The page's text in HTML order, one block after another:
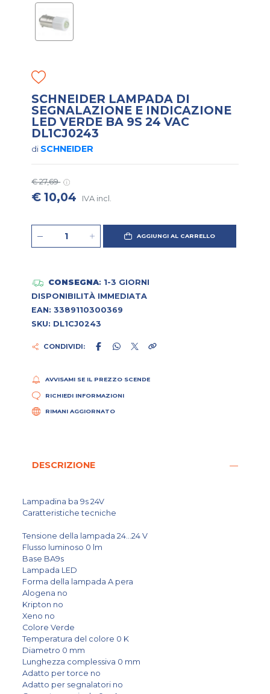
SCHNEIDER LAMPADA DI
SEGNALAZIONE E INDICAZIONE
LED VERDE BA 9S 24 VAC
DL1CJ0243
di SCHNEIDER
€ 27,69
€ 10,04 IVA incl.
AGGIUNGI AL CARRELLO
CONSEGNA: 1-3 GIORNI
DISPONIBILITÀ IMMEDIATA
EAN: 3389110300369
SKU: DL1CJ0243
CONDIVIDI:
AVVISAMI SE IL PREZZO SCENDE
RICHIEDI INFORMAZIONI
RIMANI AGGIORNATO
DESCRIZIONE
Lampadina ba 9s 24V
Caratteristiche tecniche
Tensione della lampada 24...24 V
Flusso luminoso 0 lm
Base BA9s
Lampada LED
Forma della lampada A pera
Alogena no
Kripton no
Xeno no
Colore Verde
Temperatura del colore 0 K
Diametro 0 mm
Lunghezza complessiva 0 mm
Adatto per torce no
Adatto per segnalatori no